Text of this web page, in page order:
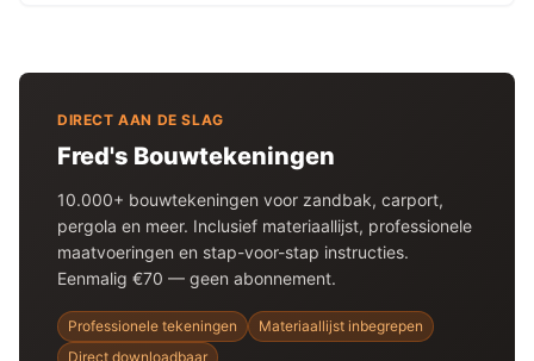
DIRECT AAN DE SLAG
Fred's Bouwtekeningen
10.000+ bouwtekeningen voor zandbak, carport,
pergola en meer. Inclusief materiaallijst, professionele
maatvoeringen en stap-voor-stap instructies.
Eenmalig €70 — geen abonnement.
Professionele tekeningen
Materiaallijst inbegrepen
Direct downloadbaar